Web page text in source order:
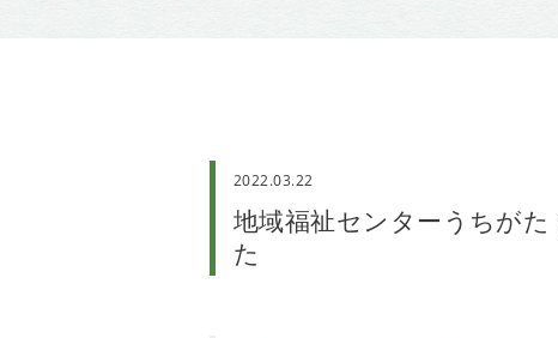
2022.03.22
地域福祉センターうちが
た